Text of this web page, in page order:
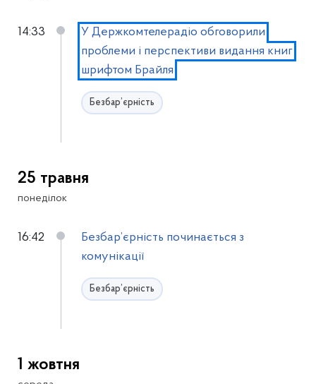
14:33
У Держкомтелерадіо обговорили
проблеми і перспективи видання книг
шрифтом Брайля
Безбар’єрність
25 травня
понеділок
16:42
Безбар’єрність починається з
комунікації
Безбар’єрність
1 жовтня